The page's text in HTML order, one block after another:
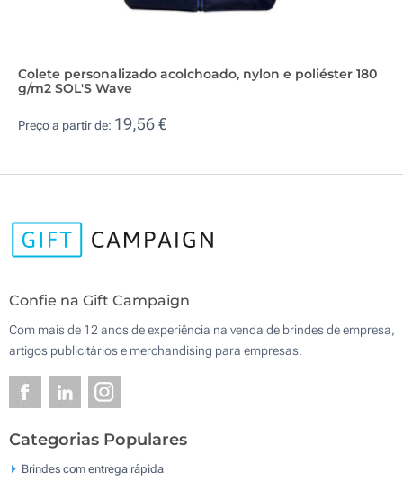
Colete personalizado acolchoado, nylon e poliéster 180
g/m2 SOL'S Wave
Preço a partir de: 19,56 €
Confie na Gift Campaign
Com mais de 12 anos de experiência na venda de brindes de empresa,
artigos publicitários e merchandising para empresas.
Categorias Populares
Brindes com entrega rápida